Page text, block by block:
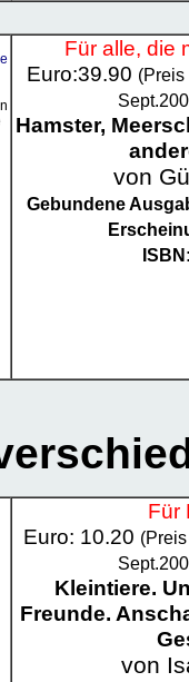
Für alle, die
Euro:39.90 (Preis
Hamster,
von
Gebundene
Für
Euro: 10.20
Kleintiere.
Freunde.
von